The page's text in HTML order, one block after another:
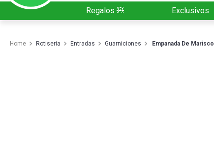
Regalos 🧸 Exclusivos
Rotiseria Entradas Guarniciones Empanada De Marisco
Términos más buscados
2.
Cafe